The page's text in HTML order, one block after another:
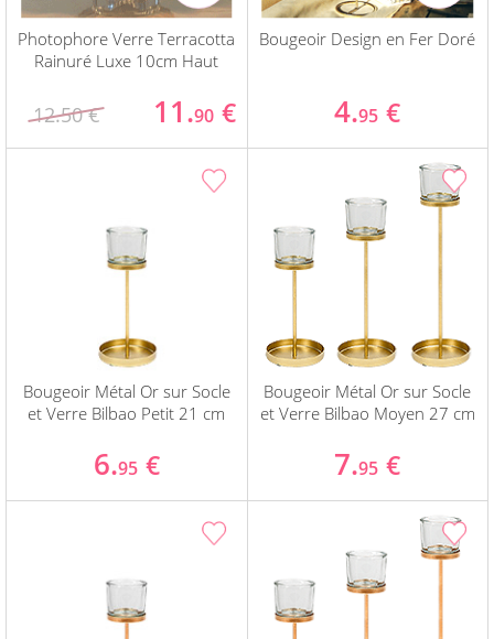
Photophore Verre Terracotta
Rainuré Luxe 10cm Haut
12.50 € 11.90 €
Bougeoir Design en Fer Doré
4.95 €
Bougeoir Métal Or sur Socle
et Verre Bilbao Petit 21 cm
6.95 €
Bougeoir Métal Or sur Socle
et Verre Bilbao Moyen 27 cm
7.95 €